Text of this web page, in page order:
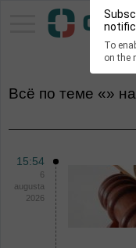
To
on the
Всё по теме «»
15:54
6
augusta
2026